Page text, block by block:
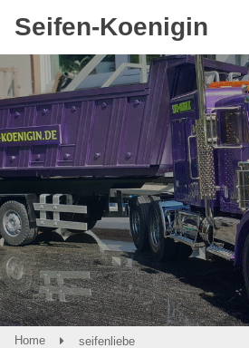
Seifen-Koenigin
Home seifenliebe